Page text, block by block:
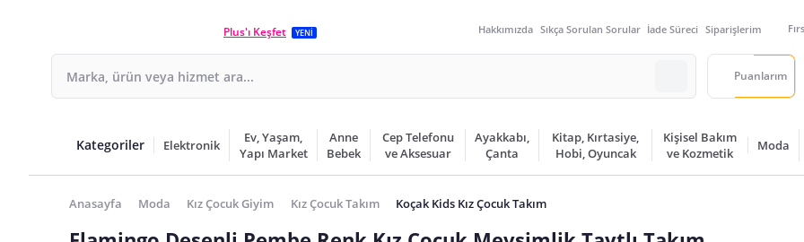
Plus'ı Keşfet YENİ Hakkımızda Sıkça Sorulan Sorular İade Süreci Siparişlerim
Puanlarım
Kategoriler Elektronik
Ev, Yaşam,
Yapı Market
Anne
Bebek
Cep Telefonu
ve Aksesuar
Ayakkabı,
Çanta
Kitap, Kırtasiye,
Hobi, Oyuncak
Kişisel Bakım
ve Kozmetik
Moda
Anasayfa Moda Kız Çocuk Giyim Kız Çocuk Takım Koçak Kids Kız Çocuk Takım